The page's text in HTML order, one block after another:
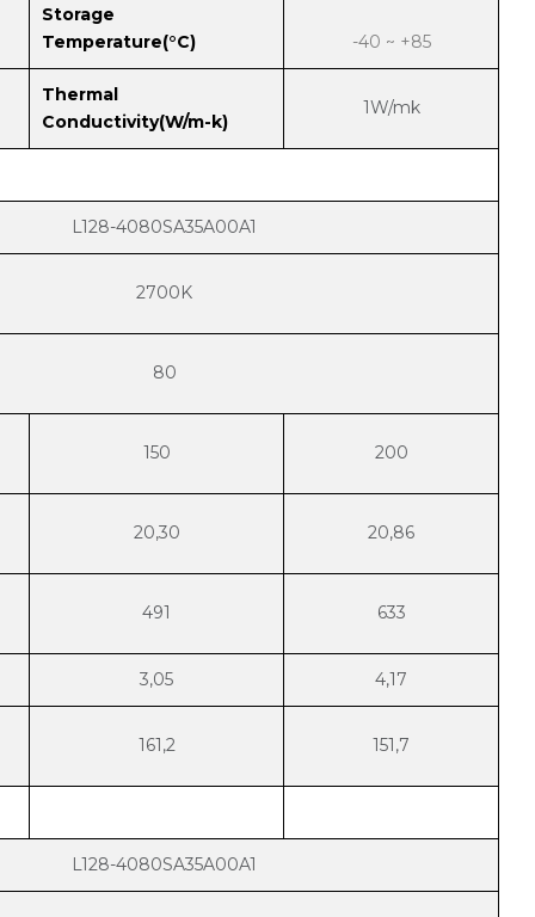
Storage
Temperature(°C)
-40 ~ +85
Thermal
Conductivity(W/m-k)
1W/mk
L128-4080SA35A00A1
2700K
80
150 200
20,30 20,86
491 633
3,05 4,17
161,2 151,7
L128-4080SA35A00A1